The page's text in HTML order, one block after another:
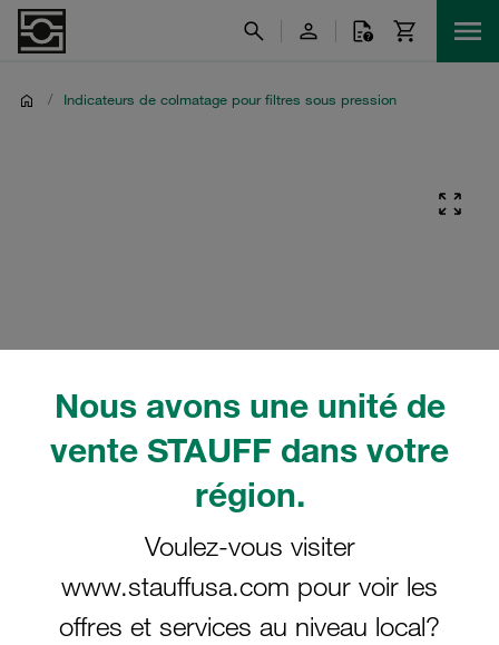
Nous avons une unité de
vente STAUFF dans votre
région.
Voulez-vous visiter
www.stauffusa.com pour voir les
offres et services au niveau local?
/ Indicateurs de colmatage pour filtres sous pression